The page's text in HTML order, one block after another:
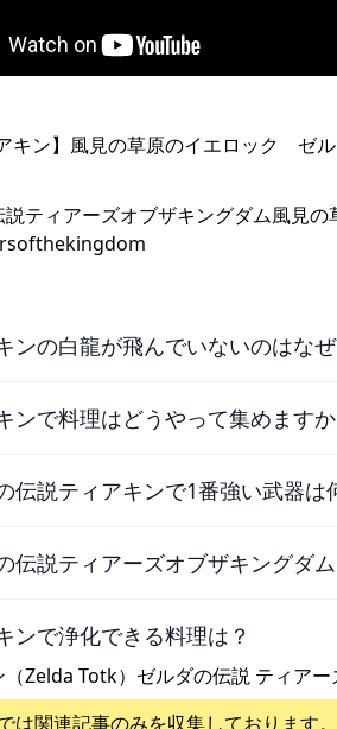
説ティアーズオブザキングダム風見
ンの白龍が飛んでいないのはな
ンで料理はどうやって集めますか
伝説ティアキンで1番強い武器は
伝説ティアーズオブザキングダ
ンで浄化できる料理は？
（Zelda Totk）ゼルダの伝説 ティア
は関連記事のみを収集しております。